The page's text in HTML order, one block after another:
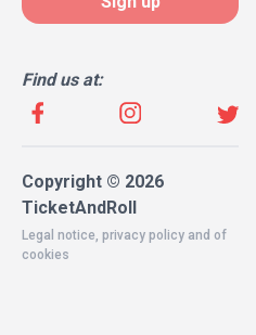
Find us at:
Copyright © 2026
TicketAndRoll
Legal notice, privacy policy and of
cookies